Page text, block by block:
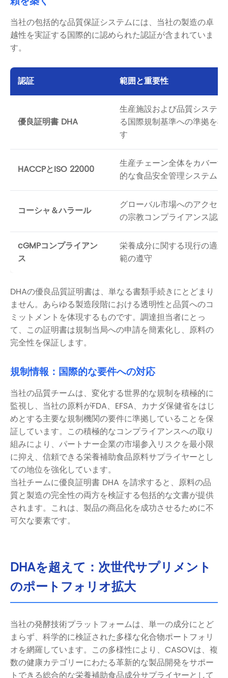
当社の包括的な品質保証システムには、当社の製造の卓
越性を実証する国際的に認められた認証が含まれていま
す。
認証 範囲と重要性
優良証明書 DHA
生産施設および品質システ
る国際規制基準への準拠を
す
HACCPとISO 22000
生産チェーン全体をカバー
的な食品安全管理システム
コーシャ＆ハラール
グローバル市場へのアクセ
の宗教コンプライアンス認証
cGMPコンプライアン
ス
栄養成分に関する現行の適
範の遵守
DHAの優良品質証明書は、単なる書類手続きにとどまり
ません。あらゆる製造段階における透明性と品質へのコ
ミットメントを体現するものです。調達担当者にとっ
て、この証明書は規制当局への申請を簡素化し、原料の
完全性を保証します。
規制情報：国際的な要件への対応
当社の品質チームは、変化する世界的な規制を積極的に
監視し、当社の原料がFDA、EFSA、カナダ保健省をはじ
めとする主要な規制機関の要件に準拠していることを保
証しています。この積極的なコンプライアンスへの取り
組みにより、パートナー企業の市場参入リスクを最小限
に抑え、信頼できる栄養補助食品原料サプライヤーとし
ての地位を強化しています。
当社チームに優良証明書 DHA を請求すると、原料の品
質と製造の完全性の両方を検証する包括的な文書が提供
されます。これは、製品の商品化を成功させるために不
可欠な要素です。
DHAを超えて：次世代サプリメント
のポートフォリオ拡大
当社の発酵技術プラットフォームは、単一の成分にとど
まらず、科学的に検証された多様な化合物ポートフォリ
オを網羅しています。この多様性により、CASOVは、複
数の健康カテゴリーにわたる革新的な製品開発をサポー